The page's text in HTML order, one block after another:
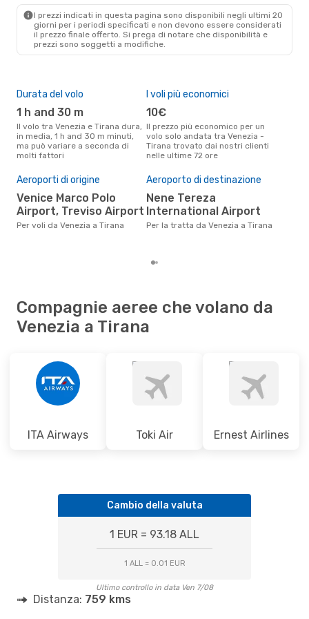
I prezzi indicati in questa pagina sono disponibili negli ultimi 20
giorni per i periodi specificati e non devono essere considerati
il ​​prezzo finale offerto. Si prega di notare che disponibilità e
prezzi sono soggetti a modifiche.
Durata del volo
1 h and 30 m
Il volo tra Venezia e Tirana dura,
in media, 1 h and 30 m minuti,
ma può variare a seconda di
molti fattori
I voli più economici
10€
Il prezzo più economico per un
volo solo andata tra Venezia -
Tirana trovato dai nostri clienti
nelle ultime 72 ore
Aeroporti di origine
Venice Marco Polo
Airport, Treviso Airport
Per voli da Venezia a Tirana
Aeroporto di destinazione
Nene Tereza
International Airport
Per la tratta da Venezia a Tirana
Compagnie aeree che volano da
Venezia a Tirana
ITA Airways Toki Air Ernest Airlines
Cambio della valuta
1 EUR = 93.18 ALL
1 ALL = 0.01 EUR
Ultimo controllo in data Ven 7/08
Distanza: 759 kms